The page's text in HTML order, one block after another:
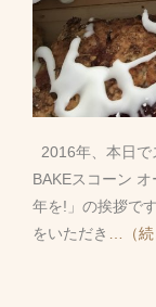
2016年、本日
BAKEスコーン
年を!」の挨拶で
をいただき
…（続